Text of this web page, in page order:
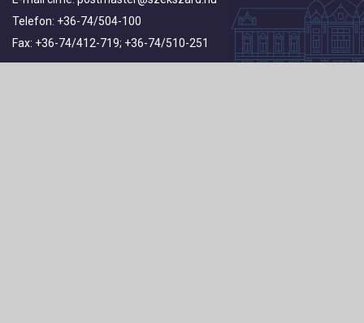
Telefon: +36-74/504-100
Fax: +36-74/412-719; +36-74/510-251